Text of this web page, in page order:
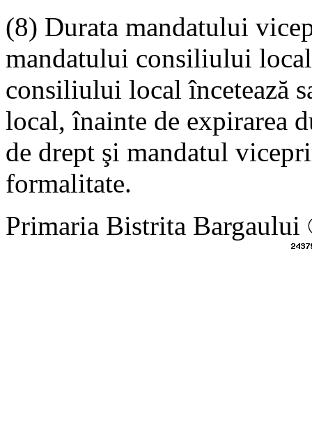
(8) Durata mandatului
mandatului consiliului
consiliului local încetează
local, înainte de expirarea
de drept şi mandatul
formalitate.
Primaria Bistrita Bargaului